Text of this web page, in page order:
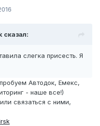
сказал:
слегка присесть. Я
Автодок, Емекс,
- наше все!)
связаться с ними,